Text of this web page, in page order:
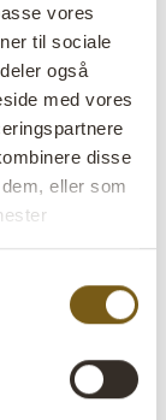
vores
til sociale
også
med vores
disse
eller som
cm